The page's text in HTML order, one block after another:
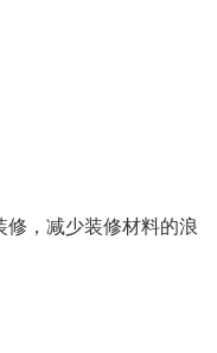
，减少装修材料的浪